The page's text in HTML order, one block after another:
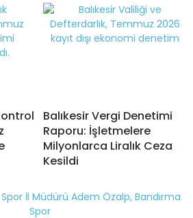
Balıkesir Vergi Denetimi
Raporu: İşletmelere
Milyonlarca Liralık Ceza
Kesildi